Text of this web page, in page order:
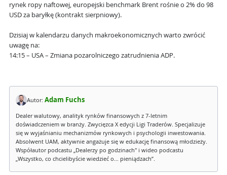
rynek ropy naftowej, europejski benchmark Brent rośnie o 2% do 98
USD za baryłkę (kontrakt sierpniowy).
Dzisiaj w kalendarzu danych makroekonomicznych warto zwrócić
uwagę na:
14:15 – USA – Zmiana pozarolniczego zatrudnienia ADP.
Autor: Adam Fuchs
Dealer walutowy, analityk rynków finansowych z 7-letnim
doświadczeniem w branży. Zwycięzca X edycji Ligi Traderów. Specjalizuje
się w wyjaśnianiu mechanizmów rynkowych i psychologii inwestowania.
Absolwent UAM, aktywnie angażuje się w edukację finansową młodzieży.
Współautor podcastu „Dealerzy po godzinach" i wideo podcastu
„Wszystko, co chcielibyście wiedzieć o... pieniądzach”.